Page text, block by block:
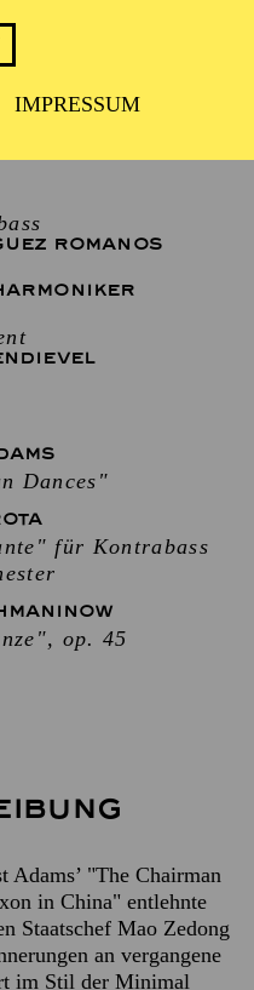
IMPRESSUM
ROMANOS
Dances"
für Kontrabass
op. 45
"The Chairman
in China" entlehnte
Staatschef Mao Zedong
an vergangene
im Stil der Minimal